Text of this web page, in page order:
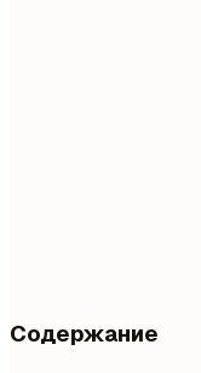
Содержание